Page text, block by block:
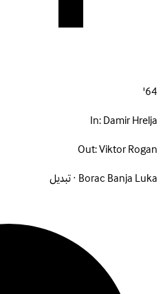
64'
In:Damir Hrelja
Out:Viktor Rogan
Borac Banja Luka · تبديل